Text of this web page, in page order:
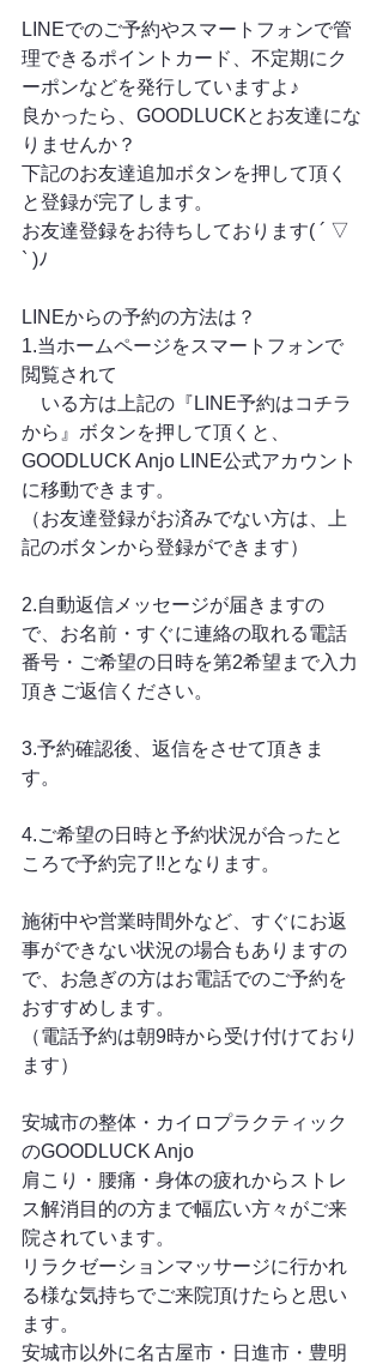
LINEでのご予約やスマートフォンで管
理できるポイントカード、不定期にク
ーポンなどを発行していますよ♪
良かったら、GOODLUCKとお友達にな
りませんか？
下記のお友達追加ボタンを押して頂く
と登録が完了します。
お友達登録をお待ちしております( ´ ▽
` )ﾉ
LINEからの予約の方法は？
1.当ホームページをスマートフォンで
閲覧されて
いる方は上記の『LINE予約はコチラ
から』ボタンを押して頂くと、
GOODLUCK Anjo LINE公式アカウント
に移動できます。
（お友達登録がお済みでない方は、上
記のボタンから登録ができます）
2.自動返信メッセージが届きますの
で、お名前・すぐに連絡の取れる電話
番号・ご希望の日時を第2希望まで入力
頂きご返信ください。
3.予約確認後、返信をさせて頂きま
す。
4.ご希望の日時と予約状況が合ったと
ころで予約完了!!となります。
施術中や営業時間外など、すぐにお返
事ができない状況の場合もありますの
で、お急ぎの方はお電話でのご予約を
おすすめします。
（電話予約は朝9時から受け付けており
ます）
安城市の整体・カイロプラクティック
のGOODLUCK Anjo
肩こり・腰痛・身体の疲れからストレ
ス解消目的の方まで幅広い方々がご来
院されています。
リラクゼーションマッサージに行かれ
る様な気持ちでご来院頂けたらと思い
ます。
安城市以外に名古屋市・日進市・豊明